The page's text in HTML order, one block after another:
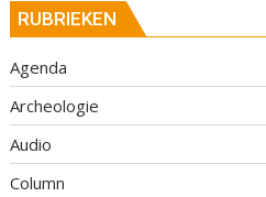
RUBRIEKEN
Agenda
Archeologie
Audio
Column